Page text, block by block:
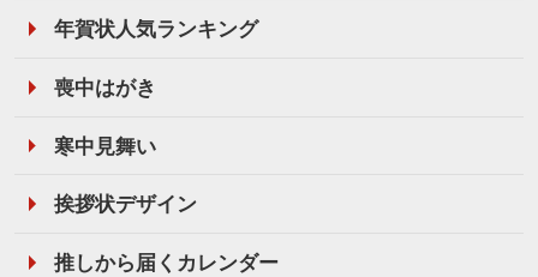
年賀状人気ランキング
喪中はがき
寒中見舞い
挨拶状デザイン
推しから届くカレンダー